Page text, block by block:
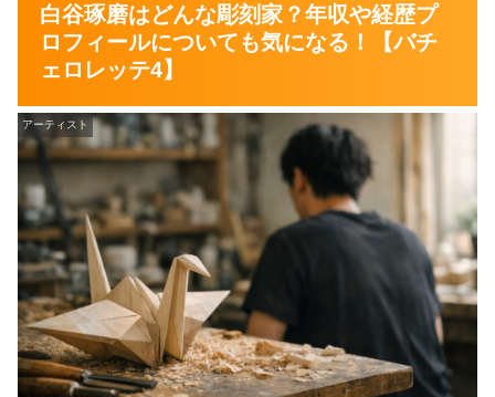
白谷琢磨はどんな彫刻家？年収や経歴プ
ロフィールについても気になる！【バチ
ェロレッテ4】
アーティスト